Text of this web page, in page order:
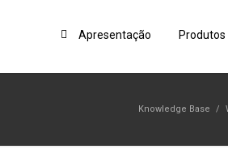
Apresentação Produtos
Knowledge Base /